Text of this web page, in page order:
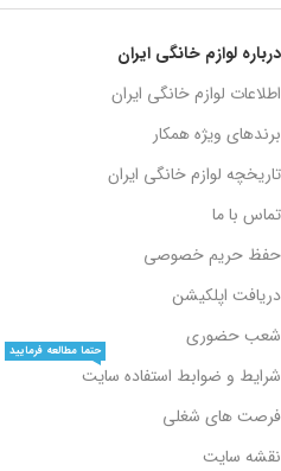
درباره لوازم خانگی ایران
اطلاعات لوازم خانگی ایران
برندهای ویژه همکار
تاریخچه لوازم خانگی ایران
تماس با ما
حفظ حریم خصوصی
دریافت اپلکیشن
شعب حضوری
شرایط و ضوابط استفاده سایت
حتما مطالعه فرمایید
فرصت های شغلی
نقشه سایت